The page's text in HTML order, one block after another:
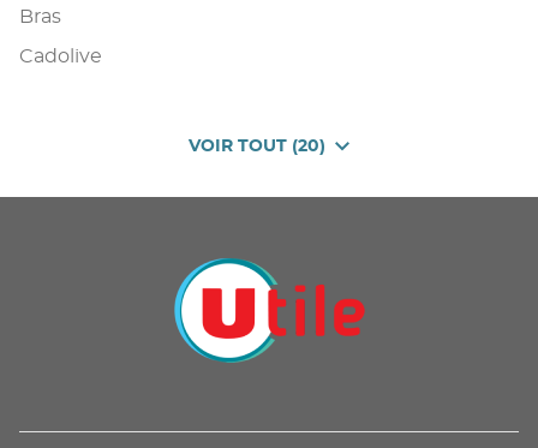
Bras
Cadolive
VOIR TOUT (20)
DE
DE
U
PROXIMITÉ
UTILE